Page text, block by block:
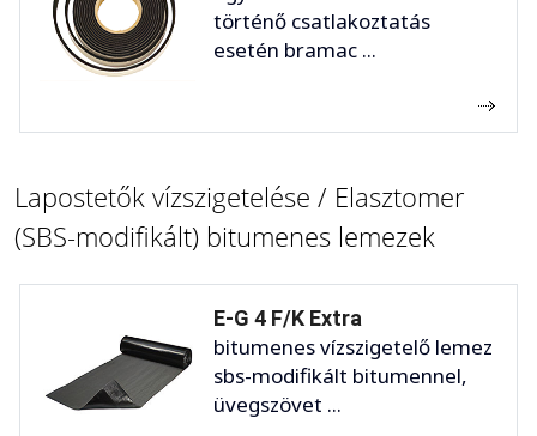
történő csatlakoztatás
esetén bramac ...
Lapostetők vízszigetelése / Elasztomer
(SBS-modifikált) bitumenes lemezek
E-G 4 F/K Extra
bitumenes vízszigetelő lemez
sbs-modifikált bitumennel,
üvegszövet ...